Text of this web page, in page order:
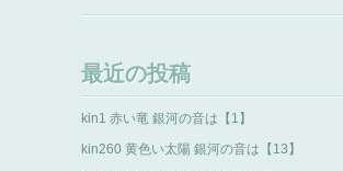
最近の投稿
kin1 赤い竜 銀河の音は【1】
kin260 黄色い太陽 銀河の音は【13】